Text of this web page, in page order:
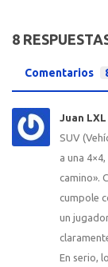
8
Comentarios
Juan LXL
SUV
a una
camino».
cumpole
un
En serio,